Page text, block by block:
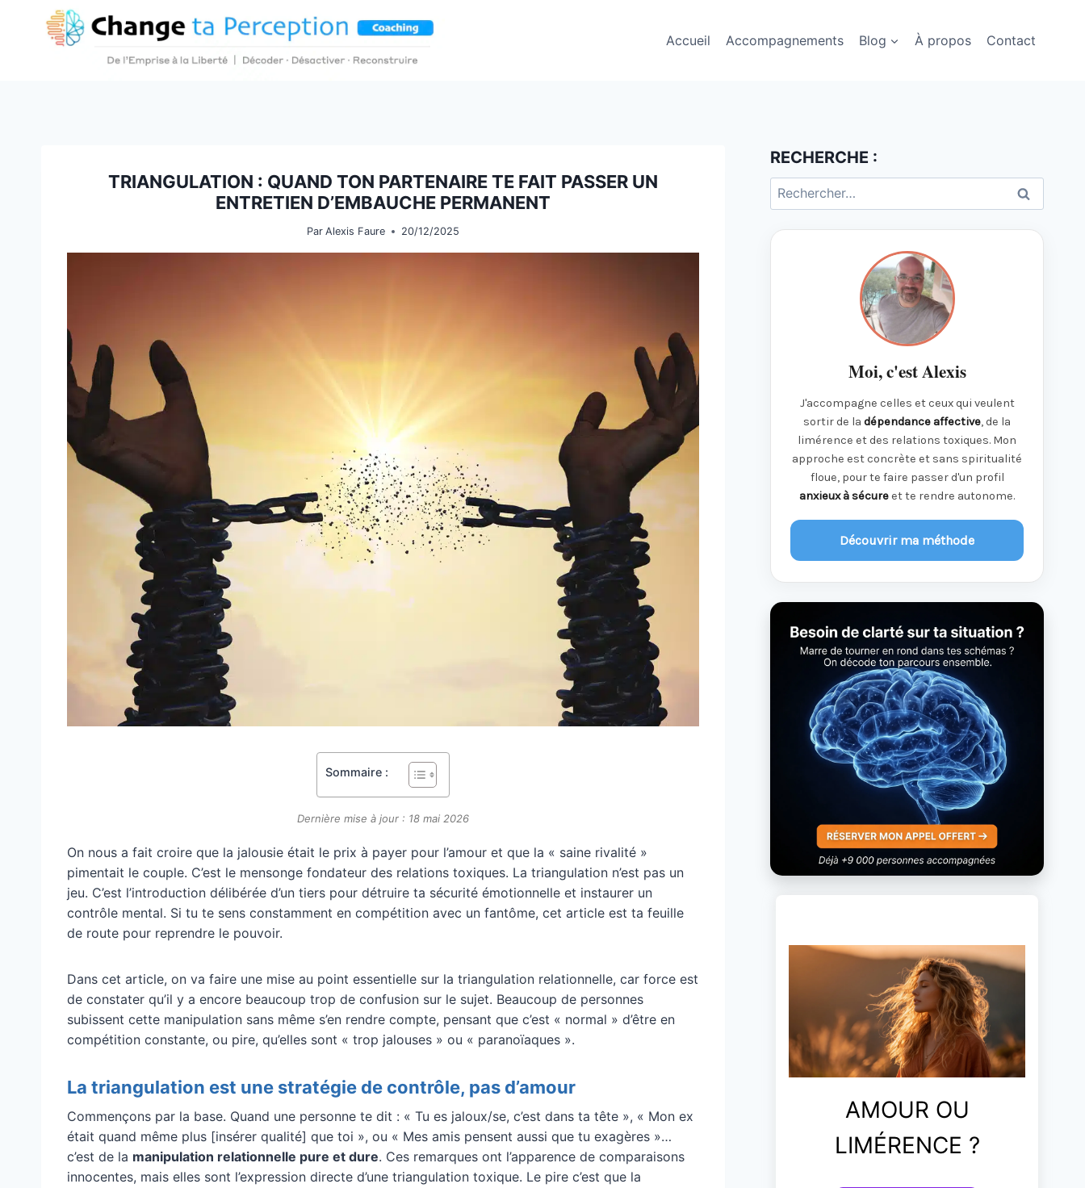
Accueil Accompagnements Blog À propos Contact
TRIANGULATION : QUAND TON PARTENAIRE TE FAIT PASSER UN
ENTRETIEN D’EMBAUCHE PERMANENT
Par Alexis Faure 20/12/2025
Sommaire :
Dernière mise à jour : 18 mai 2026
On nous a fait croire que la jalousie était le prix à payer pour l’amour et que la « saine rivalité »
pimentait le couple. C’est le mensonge fondateur des relations toxiques. La triangulation n’est pas un
jeu. C’est l’introduction délibérée d’un tiers pour détruire ta sécurité émotionnelle et instaurer un
contrôle mental. Si tu te sens constamment en compétition avec un fantôme, cet article est ta feuille
de route pour reprendre le pouvoir.
Dans cet article, on va faire une mise au point essentielle sur la triangulation relationnelle, car force est
de constater qu’il y a encore beaucoup trop de confusion sur le sujet. Beaucoup de personnes
subissent cette manipulation sans même s’en rendre compte, pensant que c’est « normal » d’être en
compétition constante, ou pire, qu’elles sont « trop jalouses » ou « paranoïaques ».
La triangulation est une stratégie de contrôle, pas d’amour
Commençons par la base. Quand une personne te dit : « Tu es jaloux/se, c’est dans ta tête », « Mon ex
était quand même plus [insérer qualité] que toi », ou « Mes amis pensent aussi que tu exagères »…
c’est de la manipulation relationnelle pure et dure. Ces remarques ont l’apparence de comparaisons
innocentes, mais elles sont l’expression directe d’une triangulation toxique. Le pire c’est que la
RECHERCHE :
Rechercher :
Moi, c'est Alexis
J'accompagne celles et ceux qui veulent
sortir de ladépendance affective, de la
limérence et des relations toxiques. Mon
approche est concrète et sans spiritualité
floue, pour te faire passer d'un profil
anxieux à sécureet te rendre autonome.
Découvrir ma méthode
AMOUR OU
LIMÉRENCE ?